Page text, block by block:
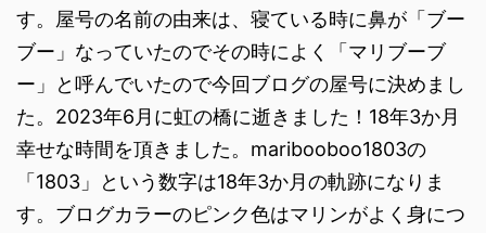
す。屋号の名前の由来は、寝ている時に鼻が「ブー
ブー」なっていたのでその時によく「マリブーブ
ー」と呼んでいたので今回ブログの屋号に決めまし
た。2023年6月に虹の橋に逝きました！18年3か月
幸せな時間を頂きました。maribooboo1803の
「1803」という数字は18年3か月の軌跡になりま
す。ブログカラーのピンク色はマリンがよく身につ